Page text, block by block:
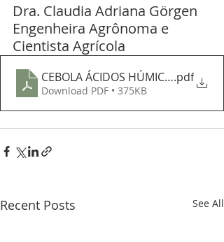
Dra. Claudia Adriana Görgen
Engenheira Agrônoma e
Cientista Agrícola
CEBOLA ÁCIDOS HÚMICOS.pdf
Download PDF • 375KB
Recent Posts See All